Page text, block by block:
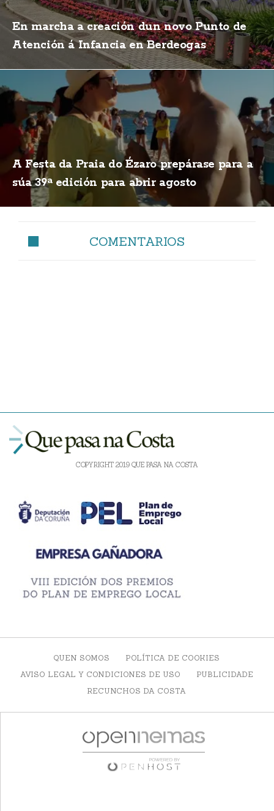
En marcha a creación dun novo Punto de
Atención á Infancia en Berdeogas
A Festa da Praia do Ézaro prepárase para a
súa 39ª edición para abrir agosto
COMENTARIOS
COPYRIGHT 2019 QUE PASA NA COSTA
QUEN SOMOS
POLÍTICA DE COOKIES
AVISO LEGAL Y CONDICIONES DE USO
PUBLICIDADE
RECUNCHOS DA COSTA